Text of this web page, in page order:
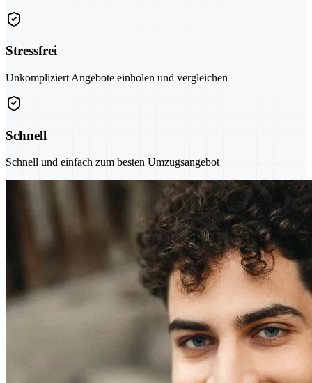
Stressfrei
Unkompliziert Angebote einholen und vergleichen
Schnell
Schnell und einfach zum besten Umzugsangebot